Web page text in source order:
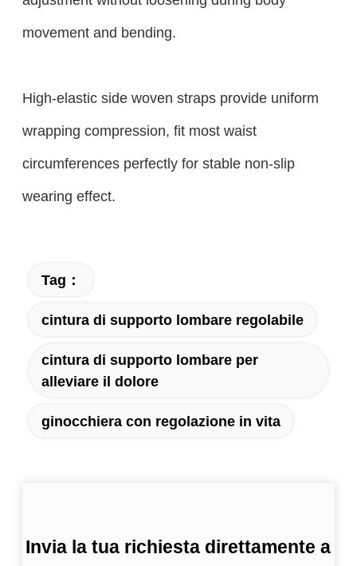
movement and bending.
High-elastic side woven straps provide uniform
wrapping compression, fit most waist
circumferences perfectly for stable non-slip
wearing effect.
Tag：
cintura di supporto lombare regolabile
cintura di supporto lombare per
alleviare il dolore
ginocchiera con regolazione in vita
Invia la tua richiesta direttamente a